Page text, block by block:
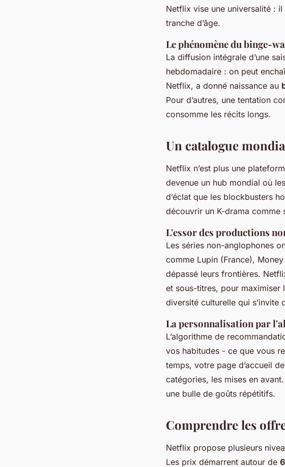
Netflix vise une universalité :
tranche d’âge.
Le phénomène du binge-
La diffusion intégrale d’une
hebdomadaire : on peut
Netflix, a donné naissance au
Pour d’autres, une tentation
consomme les récits longs.
Un catalogue
Netflix n’est plus une
devenue un hub mondial où
d’éclat que les blockbusters
découvrir un K-drama comme
L'essor des productions
Les séries non-anglophones
comme Lupin (France),
dépassé leurs frontières.
et sous-titres, pour maximiser
diversité culturelle qui s’invite
La personnalisation par
L’algorithme de
vos habitudes - ce que vous
temps, votre page d’accueil
catégories, les mises en
une bulle de goûts répétitifs.
Comprendre les
Netflix propose plusieurs
Les prix démarrent autour de